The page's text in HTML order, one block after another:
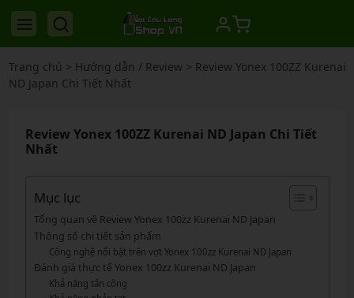
Trang chủ > Hướng dẫn / Review> Review Yonex 100ZZ Kurenai
ND Japan Chi Tiết Nhất
Review Yonex 100ZZ Kurenai ND Japan Chi Tiết
Nhất
Mục lục
Tổng quan về Review Yonex 100zz Kurenai ND Japan
Thông số chi tiết sản phẩm
Công nghệ nổi bật trên vợt Yonex 100zz Kurenai ND Japan
Đánh giá thực tế Yonex 100zz Kurenai ND Japan
Khả năng tấn công